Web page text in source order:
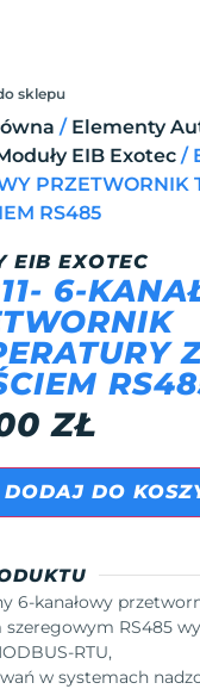
sklepu
/ Elementy
EIB Exotec /
PRZETWORNIK
RS485
EIB EXOTEC
6-
ZŁ
DODAJ DO
6-kanałowy
szeregowym RS485
RTU,
w systemach